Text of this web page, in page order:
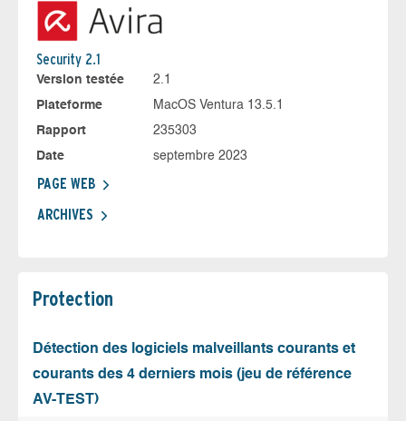
Security 2.1
Version testée
2.1
Plateforme
MacOS Ventura 13.5.1
Rapport
235303
Date
septembre 2023
PAGE WEB
ARCHIVES
Protection
Détection des logiciels malveillants courants et
courants des 4 derniers mois (jeu de référence
AV-TEST)